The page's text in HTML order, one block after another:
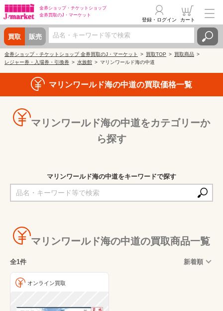
金券ショップ・ チケットショップ
金券買取のJ・マーケット
買取 販売
登録・ログイン カート
金券ショップ・チケットショップ 金券買取のJ・マーケット 買取TOP
買取商品
レジャー券・入場券・引換券
水族館 マリンワールド海の中道
マリンワールド海の中道の買取価格一覧
マリンワールド海の中道をカテゴリーか
ら探す
マリンワールド海の中道をキーワードで探す
マリンワールド海の中道の買取商品一覧
全1件 新着順
オンライン買取